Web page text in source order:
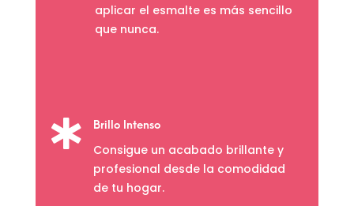
aplicar el esmalte es más sencillo
que nunca.
 Brillo Intenso
Consigue un acabado brillante y
profesional desde la comodidad
de tu hogar.